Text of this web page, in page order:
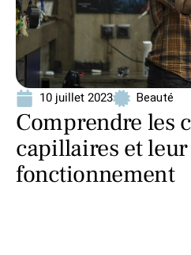
10 juillet 2023 Beauté
Comprendre les
capillaires et leur
fonctionnement